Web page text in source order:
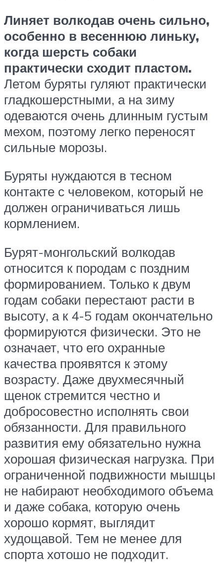
Линяет волкодав очень сильно,
особенно в весеннюю линьку,
когда шерсть собаки
практически сходит пластом.
Летом буряты гуляют практически
гладкошерстными, а на зиму
одеваются очень длинным густым
мехом, поэтому легко переносят
сильные морозы.
Буряты нуждаются в тесном
контакте с человеком, который не
должен ограничиваться лишь
кормлением.
Бурят-монгольский волкодав
относится к породам с поздним
формированием. Только к двум
годам собаки перестают расти в
высоту, а к 4-5 годам окончательно
формируются физически. Это не
означает, что его охранные
качества проявятся к этому
возрасту. Даже двухмесячный
щенок стремится честно и
добросовестно исполнять свои
обязанности. Для правильного
развития ему обязательно нужна
хорошая физическая нагрузка. При
ограниченной подвижности мышцы
не набирают необходимого объема
и даже собака, которую очень
хорошо кормят, выглядит
худощавой. Тем не менее для
спорта хотошо не подходит.